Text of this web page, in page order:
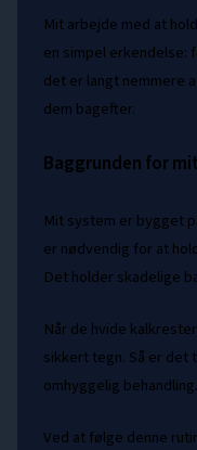
Mit arbejde med at
en simpel
det er langt nemmere
dem bagefter.
Baggrunden for
Mit system er bygget
er nødvendig for at
Det holder skadelige
Når de hvide
sikkert tegn. Så er det
omhyggelig behandling.
Ved at følge denne